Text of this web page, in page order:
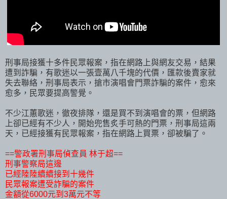
刑事局接獲十多件民眾報案，指在網路上與網友交易，結果
遭到詐騙，有歌迷以一張壹萬八千塊的代價，匯款後賣家就
失去聯絡，刑事局表示，搶市演唱會門票詐騙的案件，愈來
愈多，民眾要提高警覺。
不少江蕙歌迷，徹夜排隊，還是買不到演唱會的票，但網路
上卻已經有不少人，開始兜售炙手可熱的門票，刑事局這兩
天，已經接獲有民眾報案，指在網路上買票，卻被騙了。
==警政署刑事局偵查員 林于超==
刑事警察局這邊
已經陸陸續續接到十幾件
民眾報案遭受詐騙的案件
金額從6000元到3萬元不等